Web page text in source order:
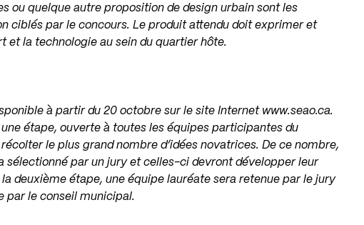
ou quelque autre proposition de design urbain sont les
ciblés par le concours. Le produit attendu doit exprimer et
et la technologie au sein du quartier hôte.
à partir du 20 octobre sur le site Internet www.seao.ca.
étape, ouverte à toutes les équipes participantes du
le plus grand nombre d’idées novatrices. De ce nombre,
sélectionné par un jury et celles-ci devront développer leur
deuxième étape, une équipe lauréate sera retenue par le jury
par le conseil municipal.